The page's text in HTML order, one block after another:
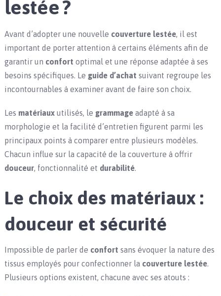
lestée ?
Avant d’adopter une nouvelle couverture lestée, il est
important de porter attention à certains éléments afin de
garantir un confort optimal et une réponse adaptée à ses
besoins spécifiques. Le guide d’achat suivant regroupe les
incontournables à examiner avant de faire son choix.
Les matériauxutilisés, le grammageadapté à sa
morphologie et la facilité d’entretien figurent parmi les
principaux points à comparer entre plusieurs modèles.
Chacun influe sur la capacité de la couverture à offrir
douceur, fonctionnalité et durabilité.
Le choix des matériaux :
douceur et sécurité
Impossible de parler de confort sans évoquer la nature des
tissus employés pour confectionner la couverture lestée.
Plusieurs options existent, chacune avec ses atouts :